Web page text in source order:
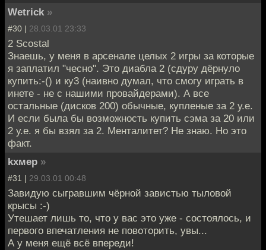
Wetrick »
#30 | 28.03.01 23:33
2 Scostal
Знаешь, у меня в арсенале целых 2 игры за которые
я заплатил "чесно". Это диабла 2 (сдуру дёрнуло
купить:-() и ку3 (наивно думал, что смогу играть в
инете - не с нашими провайдерами). А все
остальные (дисков 200) обычные, купленые за 2 у.е.
И если была бы возможность купить сэма за 20 или
2 у.е. я бы взял за 2. Менталитет? Не знаю. Но это
факт.
kxмep »
#31 | 29.03.01 00:48
Завидую сыгравшим чёрной завистью тыловой
крысы :-)
Утешает лишь то, что у вас это уже - состоялось, и
первого впечатления не повоторить, увы...
А у меня ещё всё впереди!